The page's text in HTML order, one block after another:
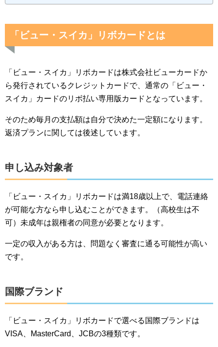
「ビュー・スイカ」リボカードとは
「ビュー・スイカ」リボカードは株式会社ビューカードか
ら発行されているクレジットカードで、通常の「ビュー・
スイカ」カードのリボ払い専用版カードとなっています。
そのため毎月の支払額は自分で決めた一定額になります。
返済プランに関しては後述しています。
申し込み対象者
「ビュー・スイカ」リボカードは満18歳以上で、電話連絡
が可能な方なら申し込むことができます。（高校生は不
可）未成年は親権者の同意が必要となります。
一定の収入がある方は、問題なく審査に通る可能性が高い
です。
国際ブランド
「ビュー・スイカ」リボカードで選べる国際ブランドは
VISA、MasterCard、JCBの3種類です。